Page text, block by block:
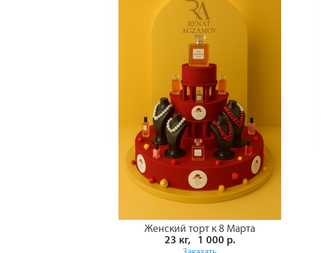
Женский торт к 8 Марта
23 кг, 1 000 р.